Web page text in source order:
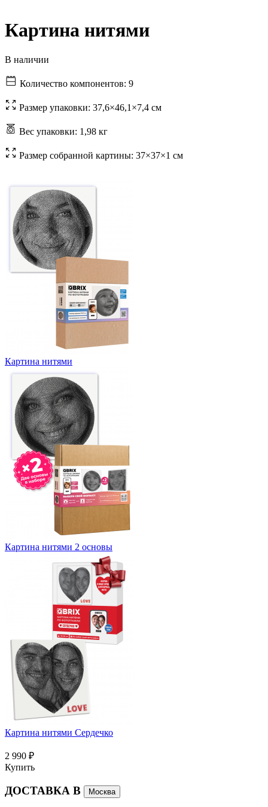
Картина нитями
В наличии
Количество компонентов: 9
Размер упаковки: 37,6×46,1×7,4 см
Вес упаковки: 1,98 кг
Размер собранной картины: 37×37×1 см
Картина нитями
Картина нитями 2 основы
Картина нитями Сердечко
2 990 ₽
Купить
ДОСТАВКА В Москва